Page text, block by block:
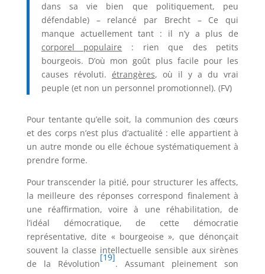
dans sa vie bien que politiquement, peu
défendable) – relancé par Brecht – Ce qui
manque actuellement tant : il n’y a plus de
corporel populaire : rien que des petits
bourgeois. D’où mon goût plus facile pour les
causes révoluti. étrangères, où il y a du vrai
peuple (et non un personnel promotionnel). (FV)
Pour tentante qu’elle soit, la communion des cœurs
et des corps n’est plus d’actualité : elle appartient à
un autre monde ou elle échoue systématiquement à
prendre forme.
Pour transcender la pitié, pour structurer les affects,
la meilleure des réponses correspond finalement à
une réaffirmation, voire à une réhabilitation, de
l’idéal démocratique, de cette démocratie
représentative, dite « bourgeoise », que dénonçait
souvent la classe intellectuelle sensible aux sirènes
de la Révolution
[19]
. Assumant pleinement son